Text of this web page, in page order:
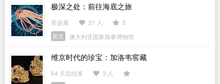
极深之处：前往海底之旅
常设展 21 人
5
展览
澳大利亚国家海事博物馆
维京时代的珍宝：加洛韦窖藏
64 天后结束 3 人
-